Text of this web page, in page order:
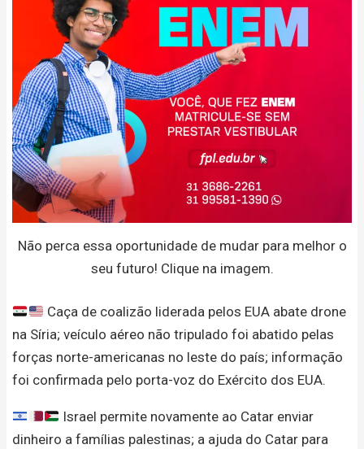
Não perca essa oportunidade de mudar para melhor o
seu futuro! Clique na imagem.
Caça de coalizão liderada pelos EUA abate drone
na Síria; veículo aéreo não tripulado foi abatido pelas
forças norte-americanas no leste do país; informação
foi confirmada pelo porta-voz do Exército dos EUA.
Israel permite novamente ao Catar enviar
dinheiro a famílias palestinas; a ajuda do Catar para